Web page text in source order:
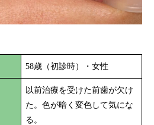
58歳（初診時）・女性
以前治療を受けた前歯が欠け
た。色が暗く変色して気にな
る。